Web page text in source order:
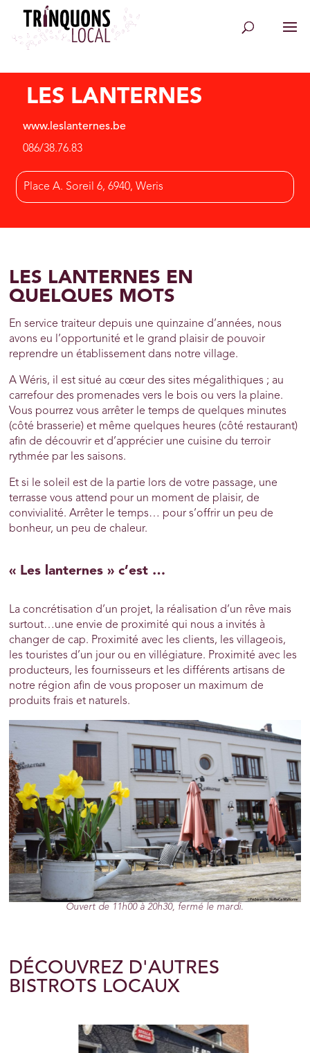
LES LANTERNES
www.leslanternes.be
086/38.76.83
Place A. Soreil 6, 6940, Weris
LES LANTERNES EN
QUELQUES MOTS
En service traiteur depuis une quinzaine d’années, nous
avons eu l’opportunité et le grand plaisir de pouvoir
reprendre un établissement dans notre village.
A Wéris, il est situé au cœur des sites mégalithiques ; au
carrefour des promenades vers le bois ou vers la plaine.
Vous pourrez vous arrêter le temps de quelques minutes
(côté brasserie) et même quelques heures (côté restaurant)
afin de découvrir et d’apprécier une cuisine du terroir
rythmée par les saisons.
Et si le soleil est de la partie lors de votre passage, une
terrasse vous attend pour un moment de plaisir, de
convivialité. Arrêter le temps… pour s’offrir un peu de
bonheur, un peu de chaleur.
« Les lanternes » c’est …
La concrétisation d’un projet, la réalisation d’un rêve mais
surtout…une envie de proximité qui nous a invités à
changer de cap. Proximité avec les clients, les villageois,
les touristes d’un jour ou en villégiature. Proximité avec les
producteurs, les fournisseurs et les différents artisans de
notre région afin de vous proposer un maximum de
produits frais et naturels.
Ouvert de 11h00 à 20h30, fermé le mardi.
DÉCOUVREZ D'AUTRES
BISTROTS LOCAUX